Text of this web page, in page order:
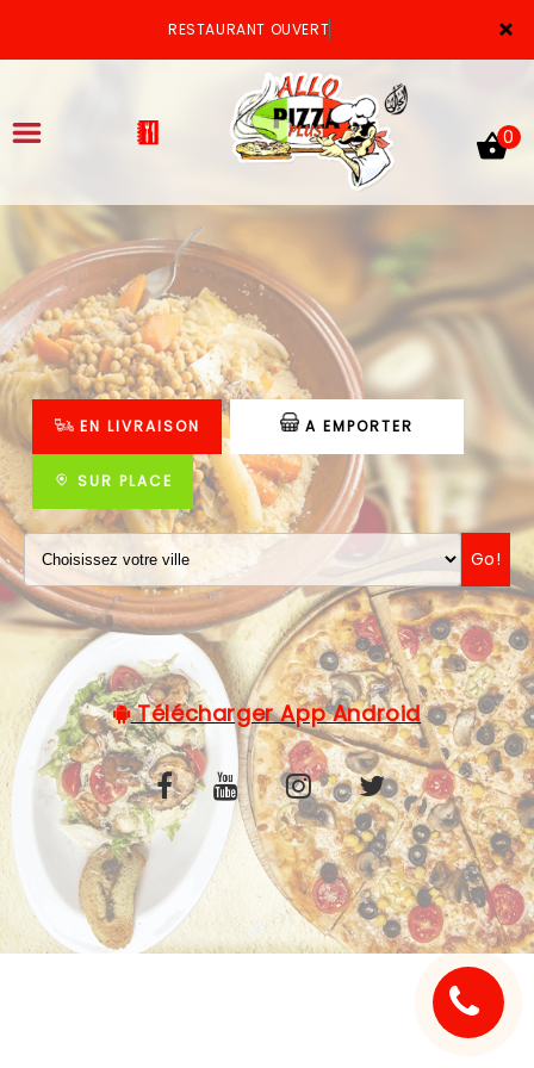
×
RESTAURANT OUVERT
ACCUEIL
LA CARTE
VOTRE COMPTE
NOTRE RESTAURANT
VOS AVIS
MENTIONS LÉGALES
0
EN LIVRAISON A EMPORTER
SUR PLACE
Go!
Télécharger App Android